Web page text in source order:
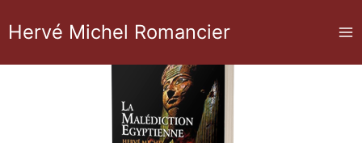
auHervé Michel Romancier